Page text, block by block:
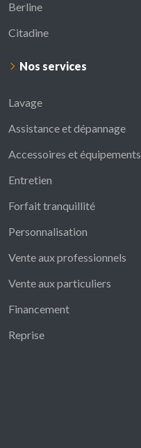
Berline
Citadine
Nos services
Lavage
Assistance et dépannage
Accessoires et équipements
Entretien
Forfait tranquillité
Personnalisation
Vente aux professionnels
Vente aux particuliers
Financement
Reprise